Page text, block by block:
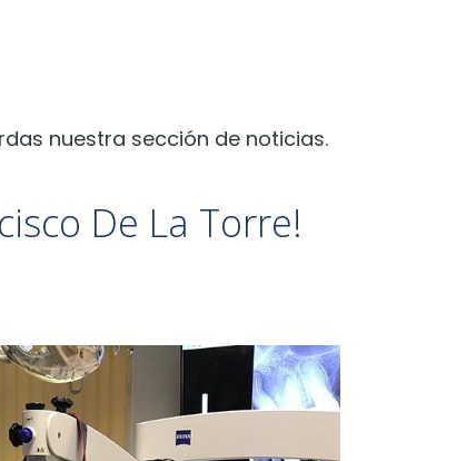
nuestra sección de noticias.
De La Torre!